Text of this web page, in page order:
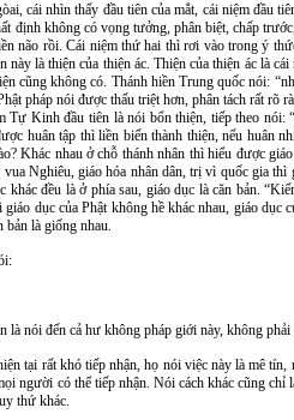
cái nhìn thấy đầu tiên của mắt, cái niệm đầu
không có vọng tưởng, phân biệt, chấp
não rồi. Cái niệm thứ hai thì rơi vào trong ý
là thiện của thiện ác. Thiện của thiện ác là
cũng không có. Thánh hiền Trung quốc nói:
pháp nói được thấu triệt hơn, phân tách rất rõ
Tự Kinh đầu tiên là nói bổn thiện, tiếp theo
huân tập thì liền biến thành thiện, nếu huân
Khác nhau ở chỗ thánh nhân thì hiểu được
Nghiêu, giáo hóa nhân dân, trị vì quốc gia thì
đều là ở phía sau, giáo dục là căn bản.
dục của Phật không hề khác nhau, giáo dục
bản là giống nhau.
nói đến cả hư không pháp giới này, không phải
tại rất khó tiếp nhận, họ nói việc này là mê
người có thể tiếp nhận. Nói cách khác cũng
thứ khác.